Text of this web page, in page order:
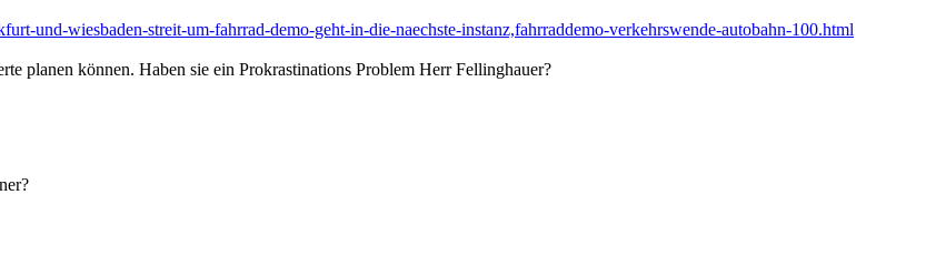
und-wiesbaden-streit-um-fahrrad-demo-geht-in-die-naechste-instanz,fahrraddemo-verkehrswende-autobahn-100.html
planen können. Haben sie ein Prokrastinations Problem Herr Fellinghauer?